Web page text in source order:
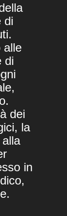
di
alle
di
dei
la
in